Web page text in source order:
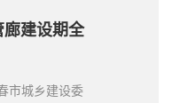
廊建设期全
市城乡建设委